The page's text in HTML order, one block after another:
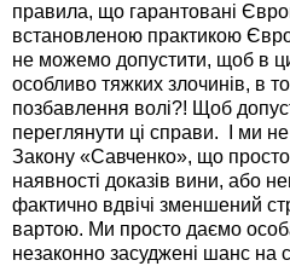
правила, що гарантовані
встановленою практикою
не можемо допустити, щоб в
особливо тяжких злочинів, в
позбавлення волі?! Щоб
переглянути ці справи. І ми
Закону «Савченко», що
наявності доказів вини, або
фактично вдвічі зменшений
вартою. Ми просто даємо
незаконно засуджені шанс на